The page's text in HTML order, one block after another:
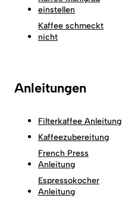
einstellen
Kaffee schmeckt
nicht
Anleitungen
Filterkaffee Anleitung
Kaffeezubereitung
French Press
Anleitung
Espressokocher
Anleitung